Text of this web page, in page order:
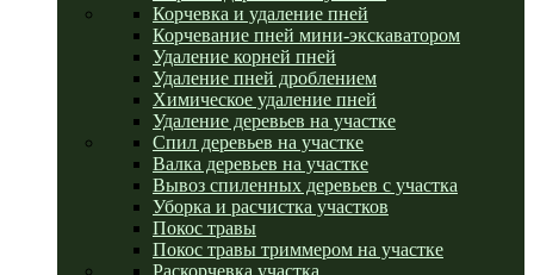
Корчевка и удаление пней
Корчевание пней мини-экскаватором
Удаление корней пней
Удаление пней дроблением
Химическое удаление пней
Удаление деревьев на участке
Спил деревьев на участке
Валка деревьев на участке
Вывоз спиленных деревьев с участка
Уборка и расчистка участков
Покос травы
Покос травы триммером на участке
Раскорчевка участка